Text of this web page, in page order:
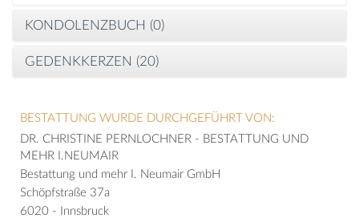
KONDOLENZBUCH (0)
GEDENKKERZEN (20)
BESTATTUNG WURDE DURCHGEFÜHRT VON:
DR. CHRISTINE PERNLOCHNER - BESTATTUNG UND
MEHR I.NEUMAIR
Bestattung und mehr I. Neumair GmbH
Schöpfstraße 37a
6020 - Innsbruck